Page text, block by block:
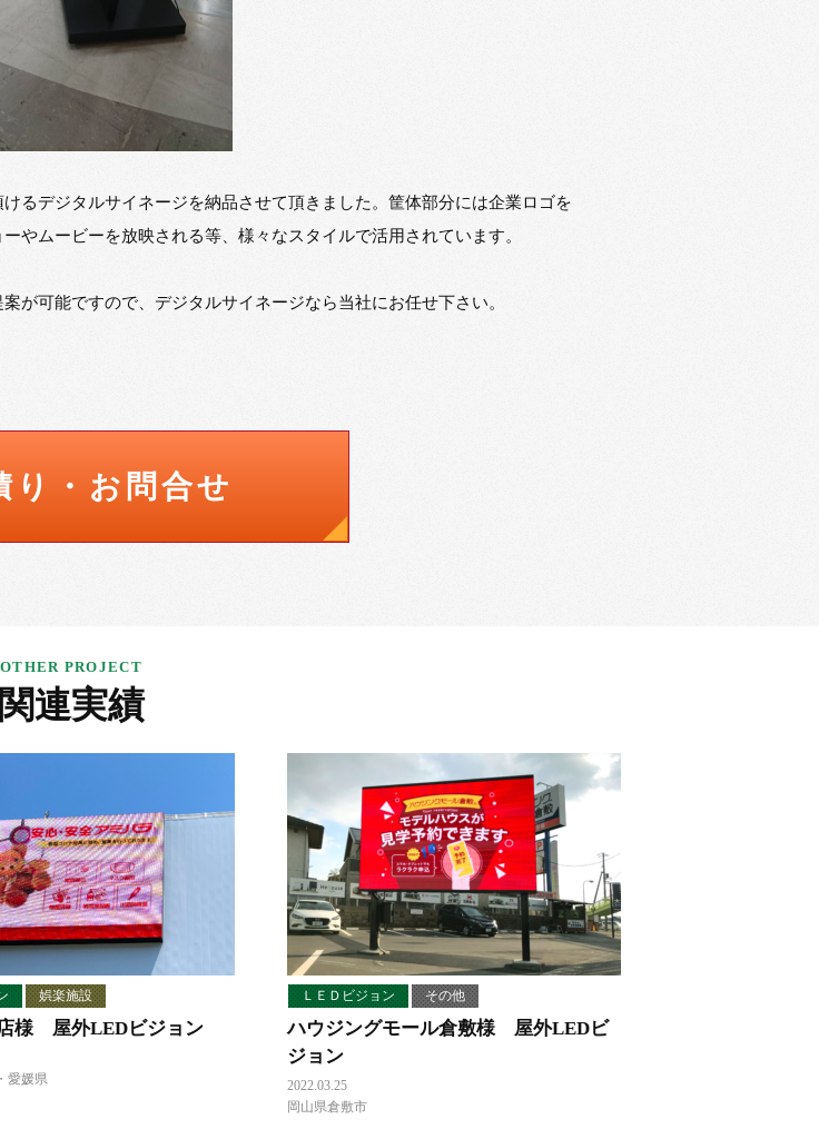
るデジタルサイネージを納品させて頂きました。筐体部分には企業ロゴを
やムービーを放映される等、様々なスタイルで活用されています。
が可能ですので、デジタルサイネージなら当社にお任せ下さい。
り・お問合せ
関連実績
娯楽施設
様 屋外LEDビジョン
愛媛県
ＬＥＤビジョン その他
ハウジングモール倉敷様 屋外LEDビ
ジョン
2022.03.25
岡山県倉敷市